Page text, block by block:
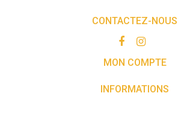
CONTACTEZ-NOUS
MON COMPTE
INFORMATIONS